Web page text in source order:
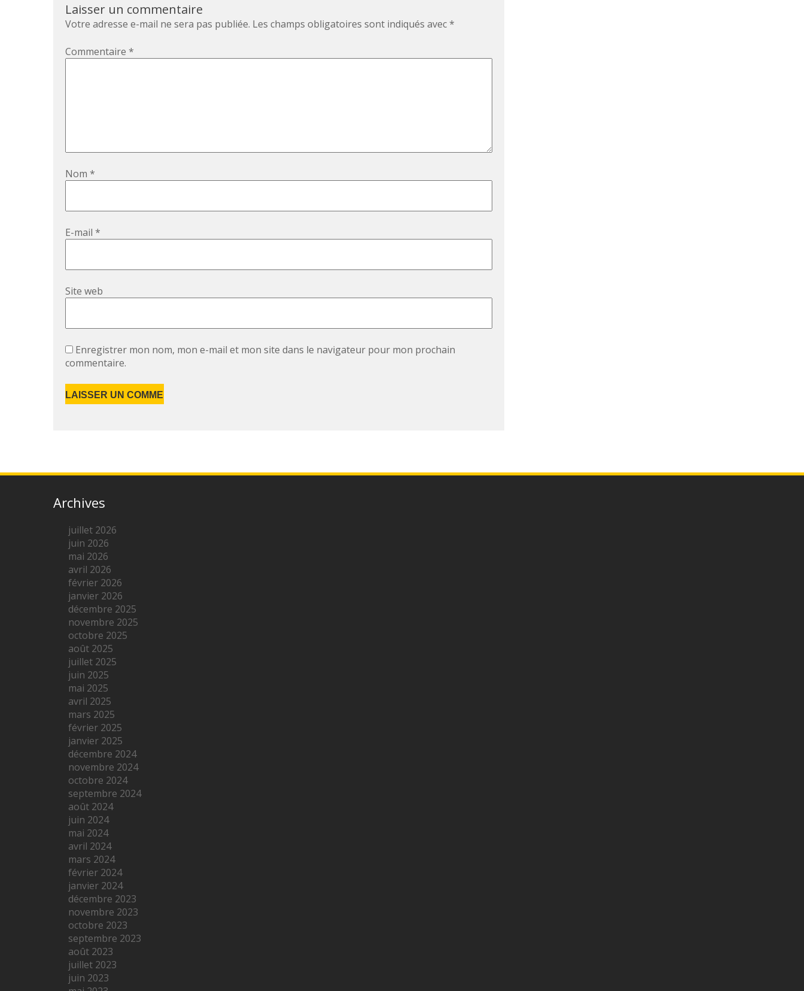
Laisser un commentaire
Votre adresse e-mail ne sera pas publiée. Les champs obligatoires sont indiqués avec*
Commentaire *
Nom *
E-mail *
Site web
Enregistrer mon nom, mon e-mail et mon site dans le navigateur pour mon prochain
commentaire.
Archives
juillet 2026
juin 2026
mai 2026
avril 2026
février 2026
janvier 2026
décembre 2025
novembre 2025
octobre 2025
août 2025
juillet 2025
juin 2025
mai 2025
avril 2025
mars 2025
février 2025
janvier 2025
décembre 2024
novembre 2024
octobre 2024
septembre 2024
août 2024
juin 2024
mai 2024
avril 2024
mars 2024
février 2024
janvier 2024
décembre 2023
novembre 2023
octobre 2023
septembre 2023
août 2023
juillet 2023
juin 2023